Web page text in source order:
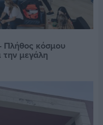
Πλήθος κόσμου
την μεγάλη